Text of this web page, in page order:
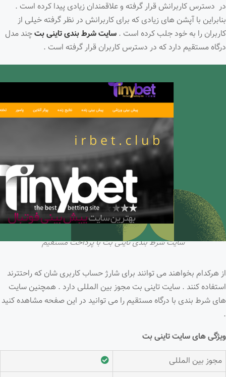
در دسترس کاربرانش قرار گرفته و علاقمندان زیادی پیدا کرده است .
بنابراین با آپشن های زیادی که برای کاربرانش در نظر گرفته خیلی از
کاربران را به خود جلب کرده است . سایت شرط بندی تاینی بتچند مدل
درگاه مستقیم دارد که در دسترس کاربران قرار گرفته است .
سایت شرط بندی تاینی بت با پرداخت مستقیم
از هرکدام بخواهند می توانند برای شارژ حساب کاربری شان که راحتترند
استفاده کنند . سایت تاینی بت مجوز بین المللی دارد . همچنین سایت
های شرط بندی با درگاه مستقیم را می توانید در این صفحه مشاهده کنید
.
ویژگی های سایت تاینی بت
مجوز بین المللی